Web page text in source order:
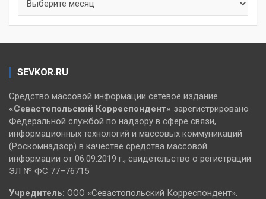
SEVKOR.RU
Средство массовой информации сетевое издание
«Севастопольский Корреспондент» зарегистрировано
Федеральной службой по надзору в сфере связи,
информационных технологий и массовых коммуникаций
(Роскомнадзор) в качестве средства массовой
информации от 06.09.2019 г., свидетельство о регистрации
ЭЛ № ФС 77–76715
Учредитель: ООО «Севастопольский Корреспондент».